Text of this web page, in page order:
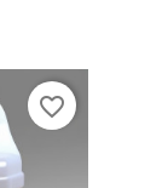
favorite_border